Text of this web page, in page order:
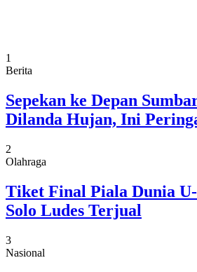
1
Berita
Sepekan ke Depan
Dilanda Hujan, Ini
2
Olahraga
Tiket Final Piala Dunia
Solo Ludes Terjual
3
Nasional